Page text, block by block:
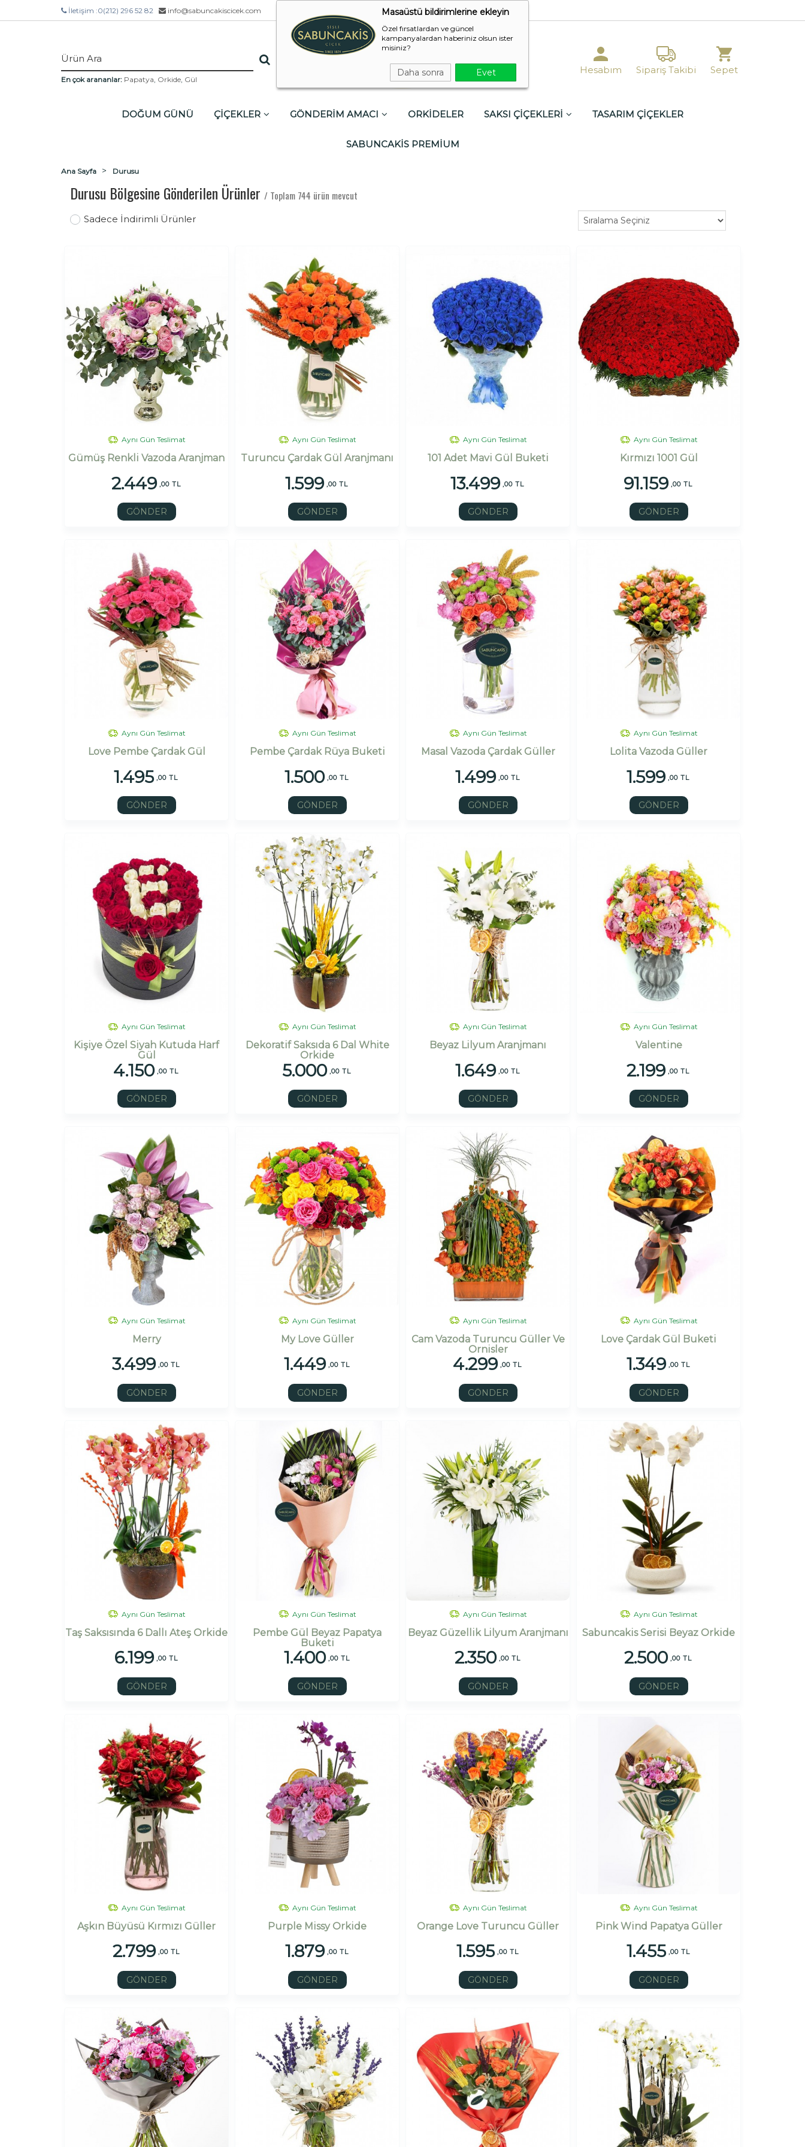
Masaüstü bildirimlerine ekleyin
Özel fırsatlardan ve güncel
kampanyalardan haberiniz olsun ister
misiniz?
Daha sonra Evet
İletişim :0(212) 296 52 82 info@sabuncakiscicek.com
En çok arananlar: Papatya, Orkide, Gül
Hesabım Sipariş Takibi Sepet
DOĞUM GÜNÜ ÇİÇEKLER GÖNDERİM AMACI ORKİDELER SAKSI ÇİÇEKLERİ TASARIM ÇİÇEKLER
SABUNCAKİS PREMİUM
Ana Sayfa Durusu
Durusu Bölgesine Gönderilen Ürünler / Toplam 744 ürün mevcut
Sadece İndirimli Ürünler
Aynı Gün Teslimat
Gümüş Renkli Vazoda Aranjman
2.449 ,00 TL
GÖNDER
Aynı Gün Teslimat
Turuncu Çardak Gül Aranjmanı
1.599 ,00 TL
GÖNDER
Aynı Gün Teslimat
101 Adet Mavi Gül Buketi
13.499 ,00 TL
GÖNDER
Aynı Gün Teslimat
Kırmızı 1001 Gül
91.159 ,00 TL
GÖNDER
Aynı Gün Teslimat
Love Pembe Çardak Gül
1.495 ,00 TL
GÖNDER
Aynı Gün Teslimat
Pembe Çardak Rüya Buketi
1.500 ,00 TL
GÖNDER
Aynı Gün Teslimat
Masal Vazoda Çardak Güller
1.499 ,00 TL
GÖNDER
Aynı Gün Teslimat
Lolita Vazoda Güller
1.599 ,00 TL
GÖNDER
Aynı Gün Teslimat
Kişiye Özel Siyah Kutuda Harf
Gül
4.150 ,00 TL
GÖNDER
Aynı Gün Teslimat
Dekoratif Saksıda 6 Dal White
Orkide
5.000 ,00 TL
GÖNDER
Aynı Gün Teslimat
Beyaz Lilyum Aranjmanı
1.649 ,00 TL
GÖNDER
Aynı Gün Teslimat
Valentine
2.199 ,00 TL
GÖNDER
Aynı Gün Teslimat
Merry
3.499 ,00 TL
GÖNDER
Aynı Gün Teslimat
My Love Güller
1.449 ,00 TL
GÖNDER
Aynı Gün Teslimat
Cam Vazoda Turuncu Güller Ve
Ornisler
4.299 ,00 TL
GÖNDER
Aynı Gün Teslimat
Love Çardak Gül Buketi
1.349 ,00 TL
GÖNDER
Aynı Gün Teslimat
Taş Saksısında 6 Dallı Ateş Orkide
6.199 ,00 TL
GÖNDER
Aynı Gün Teslimat
Pembe Gül Beyaz Papatya
Buketi
1.400 ,00 TL
GÖNDER
Aynı Gün Teslimat
Beyaz Güzellik Lilyum Aranjmanı
2.350 ,00 TL
GÖNDER
Aynı Gün Teslimat
Sabuncakis Serisi Beyaz Orkide
2.500 ,00 TL
GÖNDER
Aynı Gün Teslimat
Aşkın Büyüsü Kırmızı Güller
2.799 ,00 TL
GÖNDER
Aynı Gün Teslimat
Purple Missy Orkide
1.879 ,00 TL
GÖNDER
Aynı Gün Teslimat
Orange Love Turuncu Güller
1.595 ,00 TL
GÖNDER
Aynı Gün Teslimat
Pink Wind Papatya Güller
1.455 ,00 TL
GÖNDER